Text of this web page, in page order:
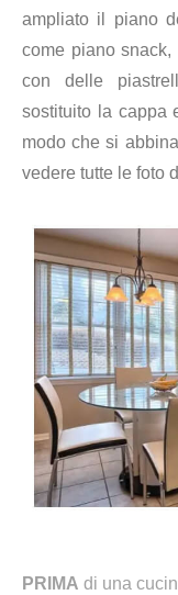
ampliato il piano
come piano
con delle
sostituito la cappa
modo che si
vedere tutte le foto
PRIMA di una